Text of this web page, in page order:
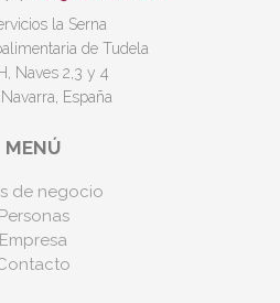
la Serna
de Tudela
Naves 2,3 y 4
España
MENÚ
de negocio
Personas
Empresa